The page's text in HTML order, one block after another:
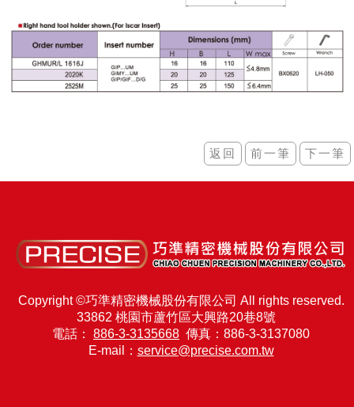
Copyright ©巧準精密機械股份有限公司 All rights reserved.
33862 桃園市蘆竹區大興路20巷8號
電話： 886-3-3135668 傳真：886-3-3137080
E-mail： service@precise.com.tw